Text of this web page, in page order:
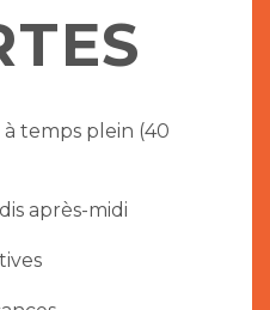
temps plein (40
après-midi